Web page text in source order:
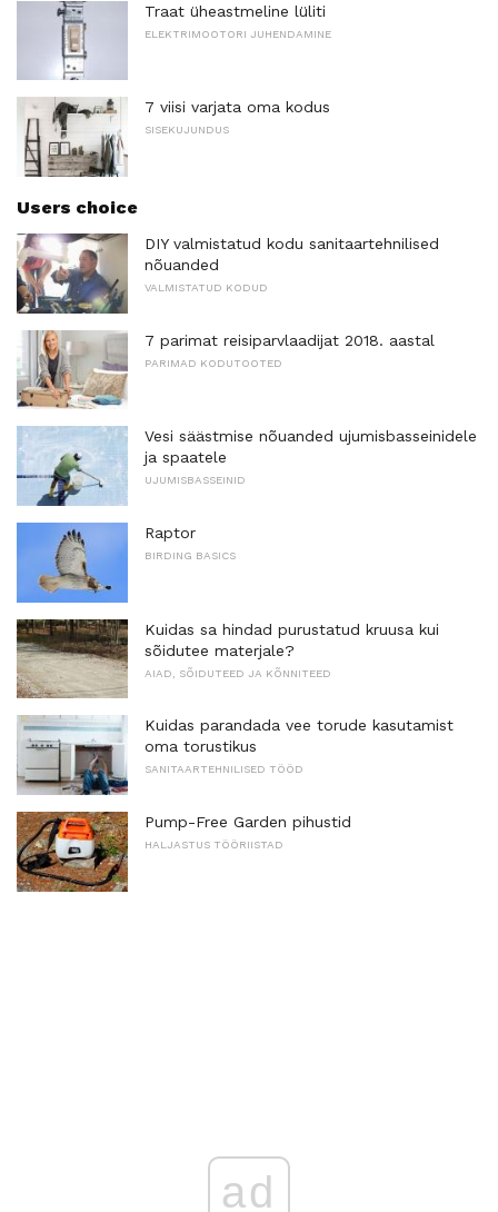
Traat üheastmeline lüliti
ELEKTRIMOOTORI JUHENDAMINE
7 viisi varjata oma kodus
SISEKUJUNDUS
Users choice
DIY valmistatud kodu sanitaartehnilised
nõuanded
VALMISTATUD KODUD
7 parimat reisiparvlaadijat 2018. aastal
PARIMAD KODUTOOTED
Vesi säästmise nõuanded ujumisbasseinidele
ja spaatele
UJUMISBASSEINID
Raptor
BIRDING BASICS
Kuidas sa hindad purustatud kruusa kui
sõidutee materjale?
AIAD, SÕIDUTEED JA KÕNNITEED
Kuidas parandada vee torude kasutamist
oma torustikus
SANITAARTEHNILISED TÖÖD
Pump-Free Garden pihustid
HALJASTUS TÖÖRIISTAD
ad